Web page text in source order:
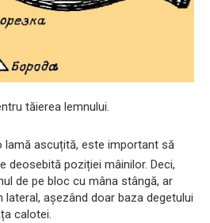
tăierea lemnului.
lamă ascuțită, este important să
deosebită poziției mâinilor. Deci,
de pe bloc cu mâna stângă, ar
lateral, așezând doar baza degetului
calotei.